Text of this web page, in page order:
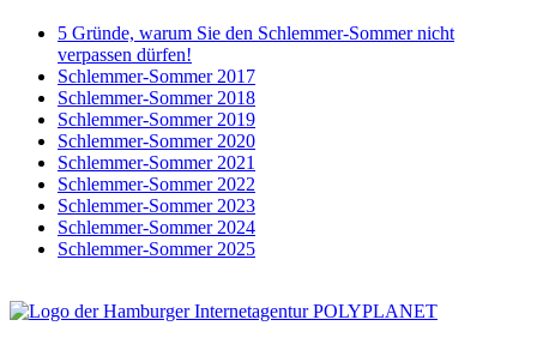
5 Gründe, warum Sie den Schlemmer-Sommer nicht
verpassen dürfen!
Schlemmer-Sommer 2017
Schlemmer-Sommer 2018
Schlemmer-Sommer 2019
Schlemmer-Sommer 2020
Schlemmer-Sommer 2021
Schlemmer-Sommer 2022
Schlemmer-Sommer 2023
Schlemmer-Sommer 2024
Schlemmer-Sommer 2025